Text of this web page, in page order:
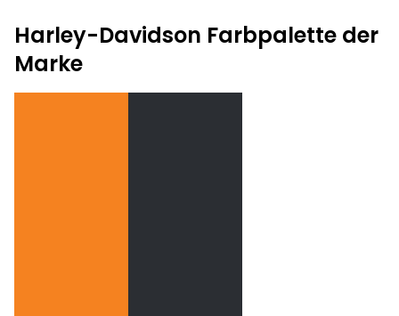
Harley-Davidson Farbpalette der
Marke